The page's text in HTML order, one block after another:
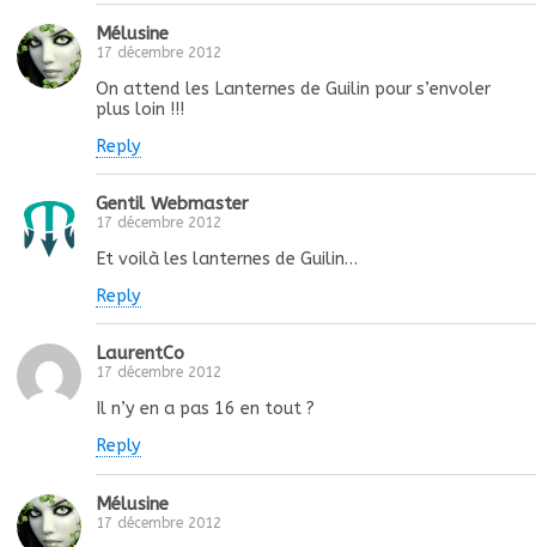
Mélusine
17 décembre 2012
On attend les Lanternes de Guilin pour s’envoler
plus loin !!!
Reply
Gentil Webmaster
17 décembre 2012
Et voilà les lanternes de Guilin…
Reply
LaurentCo
17 décembre 2012
Il n’y en a pas 16 en tout ?
Reply
Mélusine
17 décembre 2012